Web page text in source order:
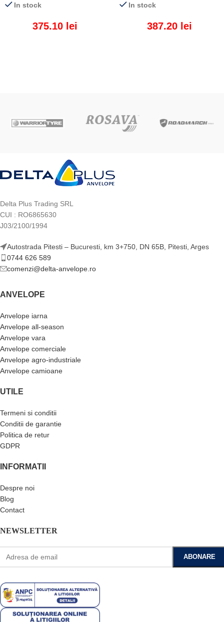
In stock
375.10 lei
In stock
387.20 lei
Delta Plus Trading SRL
CUI : RO6865630
J03/2100/1994
Autostrada Pitesti – Bucuresti, km 3+750, DN 65B, Pitesti, Arges
0744 626 589
comenzi@delta-anvelope.ro
ANVELOPE
Anvelope iarna
Anvelope all-season
Anvelope vara
Anvelope comerciale
Anvelope agro-industriale
Anvelope camioane
UTILE
Termeni si conditii
Conditii de garantie
Politica de retur
GDPR
INFORMATII
Despre noi
Blog
Contact
NEWSLETTER